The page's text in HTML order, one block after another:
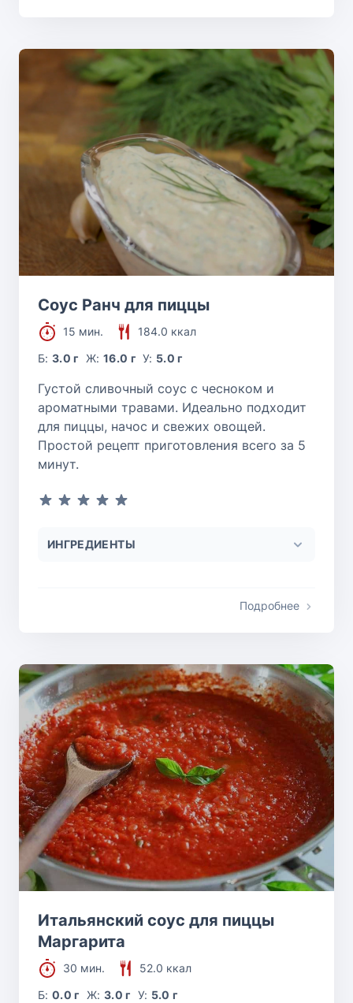
Соус Ранч для пиццы
15 мин.
184.0 ккал
Б:3.0 г Ж: 16.0 г У: 5.0 г
Густой сливочный соус с чесноком и
ароматными травами. Идеально подходит
для пиццы, начос и свежих овощей.
Простой рецепт приготовления всего за 5
минут.
ИНГРЕДИЕНТЫ
Подробнее
Итальянский соус для пиццы
Маргарита
30 мин.
52.0 ккал
Б:0.0 г Ж: 3.0 г У: 5.0 г